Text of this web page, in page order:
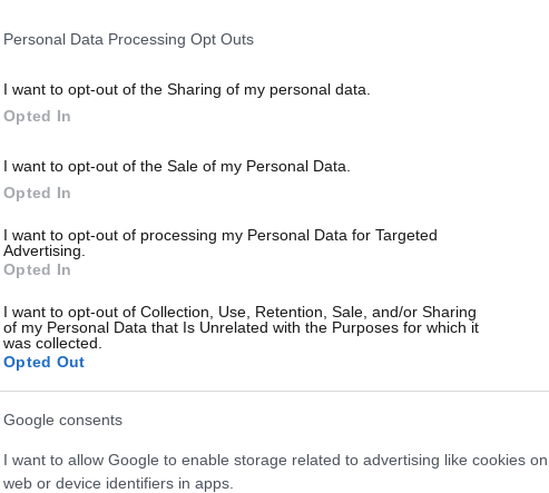
Personal Data Processing Opt Outs
I want to opt-out of the Sharing of my personal data.
Opted In
I want to opt-out of the Sale of my Personal Data.
Opted In
I want to opt-out of processing my Personal Data for Targeted
Advertising.
Opted In
I want to opt-out of Collection, Use, Retention, Sale, and/or Sharing
of my Personal Data that Is Unrelated with the Purposes for which it
was collected.
Opted Out
Google consents
I want to allow Google to enable storage related to advertising like cookies on
web or device identifiers in apps.
χωρίς τον υπόλοιπο κόσμο και ο κόσμος έχει
εκ νέου αρχηγός του κινεζικού στρατού.